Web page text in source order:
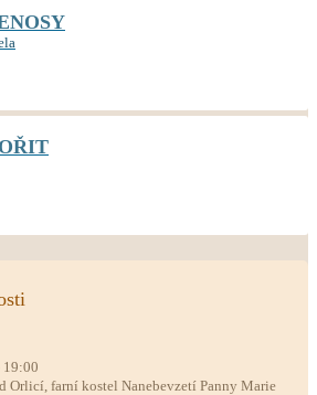
19:00
Orlicí, farní kostel Nanebevzetí Panny Marie